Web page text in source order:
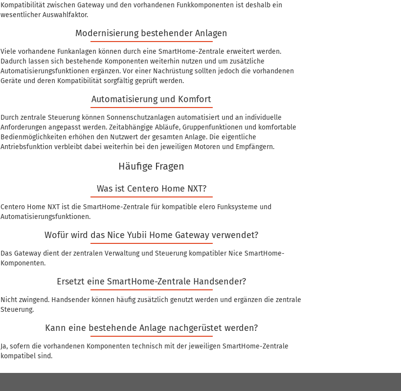
Kompatibilität zwischen Gateway und den vorhandenen Funkkomponenten ist deshalb ein
wesentlicher Auswahlfaktor.
Modernisierung bestehender Anlagen
Viele vorhandene Funkanlagen können durch eine SmartHome-Zentrale erweitert werden.
Dadurch lassen sich bestehende Komponenten weiterhin nutzen und um zusätzliche
Automatisierungsfunktionen ergänzen. Vor einer Nachrüstung sollten jedoch die vorhandenen
Geräte und deren Kompatibilität sorgfältig geprüft werden.
Automatisierung und Komfort
Durch zentrale Steuerung können Sonnenschutzanlagen automatisiert und an individuelle
Anforderungen angepasst werden. Zeitabhängige Abläufe, Gruppenfunktionen und komfortable
Bedienmöglichkeiten erhöhen den Nutzwert der gesamten Anlage. Die eigentliche
Antriebsfunktion verbleibt dabei weiterhin bei den jeweiligen Motoren und Empfängern.
Häufige Fragen
Was ist Centero Home NXT?
Centero Home NXT ist die SmartHome-Zentrale für kompatible elero Funksysteme und
Automatisierungsfunktionen.
Wofür wird das Nice Yubii Home Gateway verwendet?
Das Gateway dient der zentralen Verwaltung und Steuerung kompatibler Nice SmartHome-
Komponenten.
Ersetzt eine SmartHome-Zentrale Handsender?
Nicht zwingend. Handsender können häufig zusätzlich genutzt werden und ergänzen die zentrale
Steuerung.
Kann eine bestehende Anlage nachgerüstet werden?
Ja, sofern die vorhandenen Komponenten technisch mit der jeweiligen SmartHome-Zentrale
kompatibel sind.